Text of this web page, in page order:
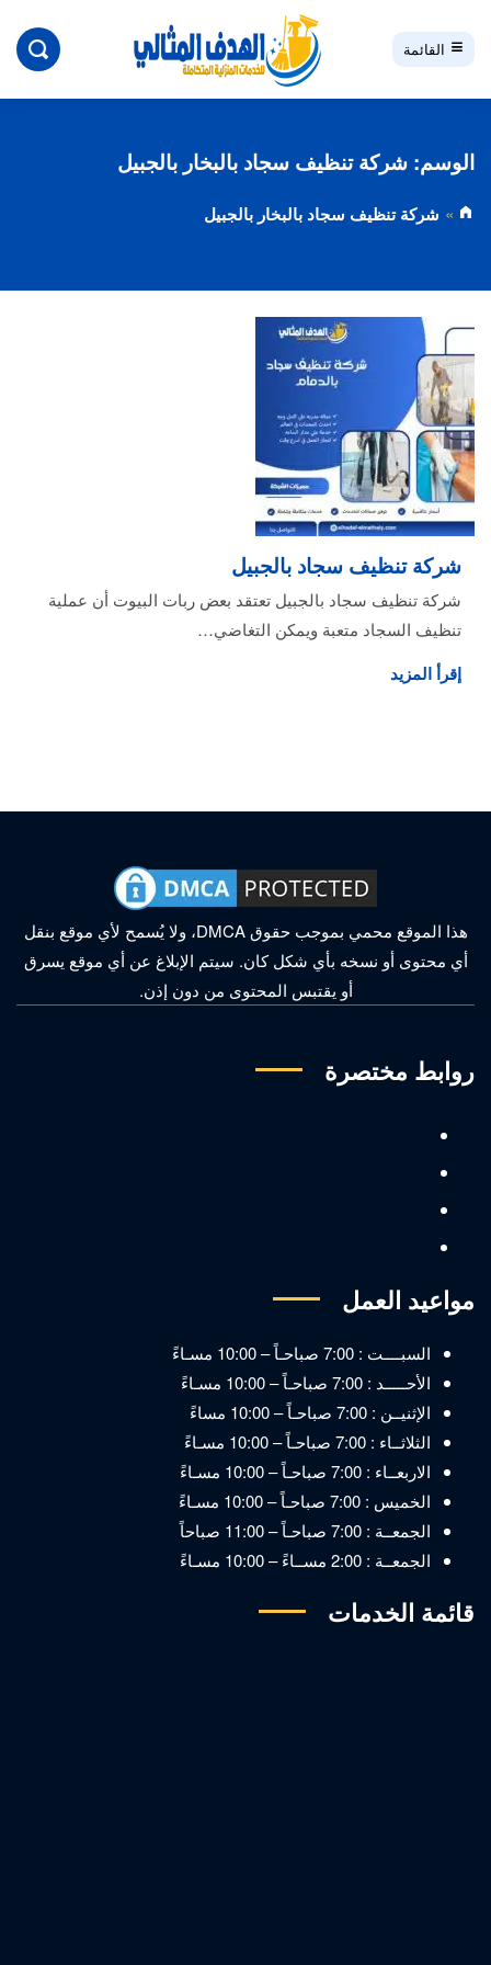
الوسم: شركة تنظيف سجاد بالبخار بالجبيل
شركة تنظيف سجاد بالبخار بالجبيل
شركة تنظيف سجاد بالجبيل
شركة تنظيف سجاد بالجبيل تعتقد بعض ربات البيوت أن عملية
تنظيف السجاد متعبة ويمكن التغاضي…
إقرأ المزيد
هذا الموقع محمي بموجب حقوق DMCA، ولا يُسمح لأي موقع بنقل
أي محتوى أو نسخه بأي شكل كان. سيتم الإبلاغ عن أي موقع يسرق
أو يقتبس المحتوى من دون إذن.
روابط مختصرة
مواعيد العمل
السبــــت : 7:00 صباحـاً – 10:00 مسـاءً
الأحـــــد : 7:00 صباحـاً – 10:00 مسـاءً
الإثنيــن : 7:00 صباحـاً – 10:00 مساءً
الثلاثــاء : 7:00 صباحـاً – 10:00 مسـاءً
الاربعــاء : 7:00 صباحـاً – 10:00 مسـاءً
الخميس : 7:00 صباحـاً – 10:00 مسـاءً
الجمعــة : 7:00 صباحـاً – 11:00 صباحاً
الجمعــة : 2:00 مســاءً – 10:00 مسـاءً
قائمة الخدمات